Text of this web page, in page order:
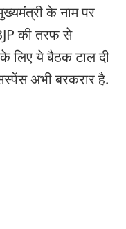
के नाम पर
की तरफ से
लिए ये बैठक टाल दी
अभी बरकरार है.